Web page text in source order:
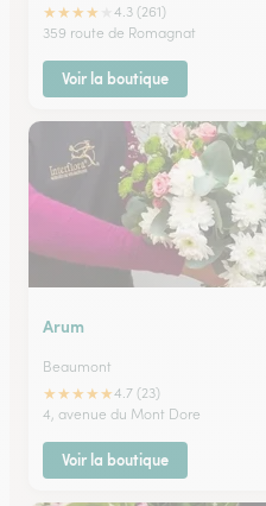
★★★★
4.3 (261)
359 route de Romagnat
Voir la boutique
Arum
Beaumont
★★★★★4.7 (23)
4, avenue du Mont Dore
Voir la boutique